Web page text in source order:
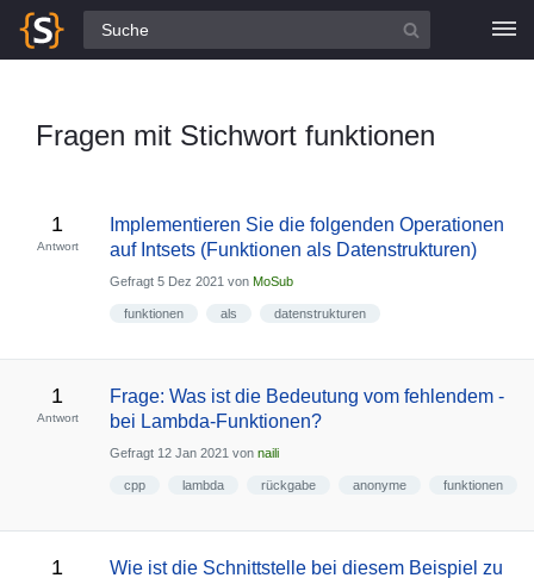
Alle Fragen
Fragen mit Stichwort funktionen
1
Antwort
Implementieren Sie die folgenden Operationen
auf Intsets (Funktionen als Datenstrukturen)
Gefragt 5 Dez 2021 von MoSub
funktionen als datenstrukturen
1
Antwort
Frage: Was ist die Bedeutung vom fehlendem -
bei Lambda-Funktionen?
Gefragt 12 Jan 2021 von naili
cpp lambda rückgabe anonyme funktionen
1
Wie ist die Schnittstelle bei diesem Beispiel zu